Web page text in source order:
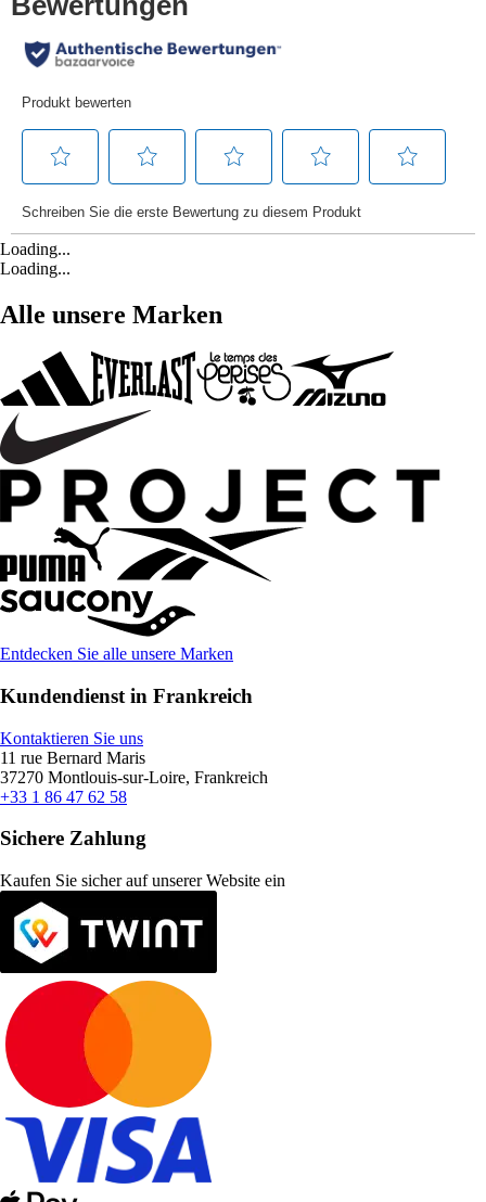
Loading...
Loading...
Alle unsere Marken
Entdecken Sie alle unsere Marken
Kundendienst in Frankreich
Kontaktieren Sie uns
11 rue Bernard Maris
37270 Montlouis-sur-Loire, Frankreich
+33 1 86 47 62 58
Sichere Zahlung
Kaufen Sie sicher auf unserer Website ein